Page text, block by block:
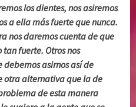
los dientes, nos asiremos
a ella más fuerte que nunca.
nos daremos cuenta de que
fuerte. Otros nos
asirnos así de
otra alternativa que la de
de esta manera